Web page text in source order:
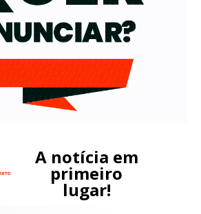
A notícia em
primeiro
lugar!